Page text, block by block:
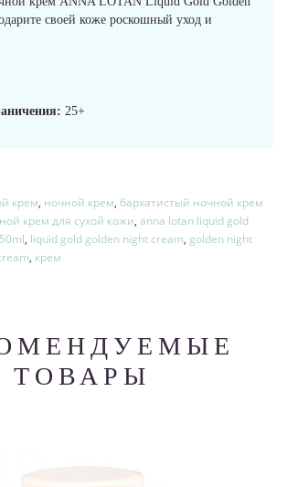
своей коже роскошный уход и
25+
крем, ночной крем, бархатистый ночной крем
крем для сухой кожи, anna lotan liquid gold
, liquid gold golden night cream, golden night
, крем
ТОВАРЫ